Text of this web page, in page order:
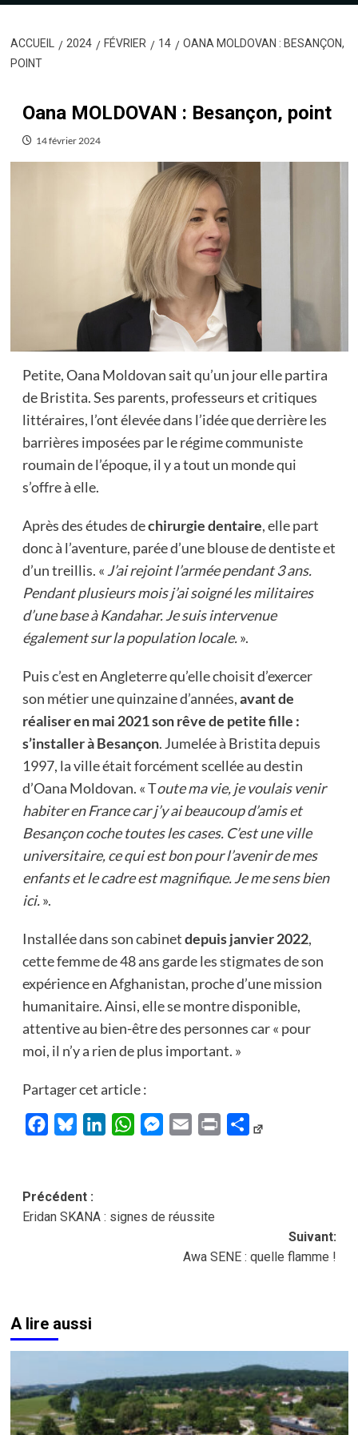
ACCUEIL 2024 FÉVRIER 14
OANA MOLDOVAN : BESANÇON,
POINT
Oana MOLDOVAN : Besançon, point
14 février 2024
Petite, Oana Moldovan sait qu’un jour elle partira
de Bristita. Ses parents, professeurs et critiques
littéraires, l’ont élevée dans l’idée que derrière les
barrières imposées par le régime communiste
roumain de l’époque, il y a tout un monde qui
s’offre à elle.
Après des études dechirurgie dentaire, elle part
donc à l’aventure, parée d’une blouse de dentiste et
d’un treillis. « J’ai rejoint l’armée pendant 3 ans.
Pendant plusieurs mois j’ai soigné les militaires
d’une base à Kandahar. Je suis intervenue
également sur la population locale.».
Puis c’est en Angleterre qu’elle choisit d’exercer
son métier une quinzaine d’années,avant de
réaliser en mai 2021 son rêve de petite fille :
s’installer à Besançon. Jumelée à Bristita depuis
1997, la ville était forcément scellée au destin
d’Oana Moldovan. « Toute ma vie, je voulais venir
habiter en France car j’y ai beaucoup d’amis et
Besançon coche toutes les cases. C’est une ville
universitaire, ce qui est bon pour l’avenir de mes
enfants et le cadre est magnifique. Je me sens bien
ici.».
Installée dans son cabinetdepuis janvier 2022,
cette femme de 48 ans garde les stigmates de son
expérience en Afghanistan, proche d’une mission
humanitaire. Ainsi, elle se montre disponible,
attentive au bien-être des personnes car « pour
moi, il n’y a rien de plus important. »
Partager cet article :
FacebookBlueskyLinkedInWhatsAppMessenger
Email Print Partager
Navigation
d’article
Précédent :
Eridan SKANA : signes de réussite
Suivant:
Awa SENE : quelle flamme !
A lire aussi